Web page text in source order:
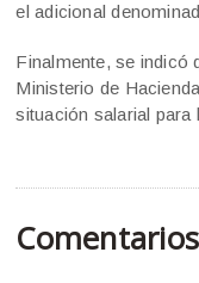
el adicional
Finalmente, se indicó
Ministerio de
situación salarial para
Comentarios